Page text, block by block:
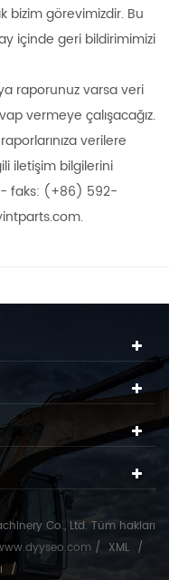
bizim görevimizdir. Bu
içinde geri bildirimimizi
raporunuz varsa veri
vermeye çalışacağız.
verilere
iletişim bilgilerini
faks: (+86) 592-
Co., Ltd. Tüm hakları
/ XML /
/